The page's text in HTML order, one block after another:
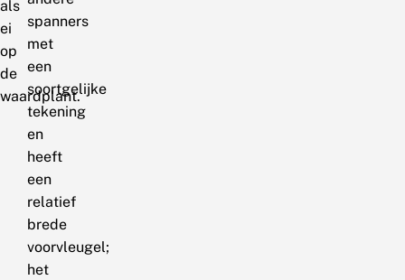
als
ei
op
de
waardplant.
spanners
met
een
soortgelijke
tekening
en
heeft
een
relatief
brede
voorvleugel;
het